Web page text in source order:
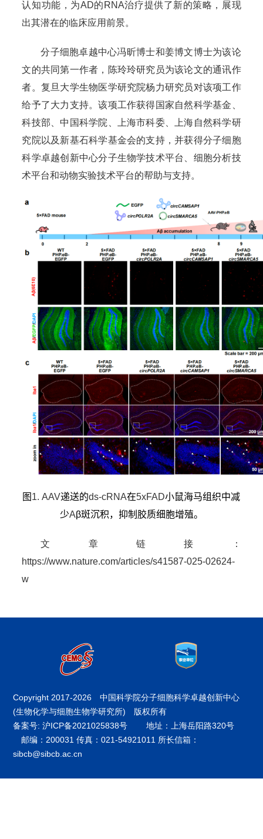
认知功能，为AD的RNA治疗提供了新的策略，展现
出其潜在的临床应用前景。
分子细胞卓越中心冯昕博士和姜博文博士为该论
文的共同第一作者，陈玲玲研究员为该论文的通讯作
者。复旦大学生物医学研究院杨力研究员对该项工作
给予了大力支持。该项工作获得国家自然科学基金、
科技部、中国科学院、上海市科委、上海自然科学研
究院以及新基石科学基金会的支持，并获得分子细胞
科学卓越创新中心分子生物学技术平台、细胞分析技
术平台和动物实验技术平台的帮助与支持。
图 1. AAV递送的ds-cRNA在5xFAD小鼠海马组织中减
少Aβ斑沉积，抑制胶质细胞增殖。
文章链接：
https://www.nature.com/articles/s41587-025-02624-
w
Copyright 2017-2026 中国科学院分子细胞科学卓越创新中心
(生物化学与细胞生物学研究所) 版权所有
备案号: 沪ICP备2021025838号
地址：上海岳阳路320号
邮编：200031 传真：021-54921011 所长信箱：
sibcb@sibcb.ac.cn